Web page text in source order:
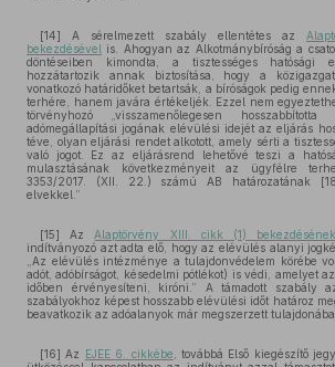
[14] A sérelmezett szabály ellentétes az
bekezdésével is. Ahogyan az Alkotmánybíróság a
döntéseiben kimondta, a tisztességes hatósági
hozzátartozik annak biztosítása, hogy a
vonatkozó határidőket betartsák, a bíróságok pedig
terhére, hanem javára értékeljék. Ezzel nem
törvényhozó „visszamenőlegesen
adómegállapítási jogának elévülési idejét az eljárás
téve, olyan eljárási rendet alkotott, amely sérti a
való jogot. Ez az eljárásrend lehetővé teszi a
mulasztásának következményeit az ügyfélre
3353/2017. (XII. 22.) számú AB határozatának
elvekkel.”
[15] Az Alaptörvény XIII. cikk (1) bekezdésének
indítványozó azt adta elő, hogy az elévülés alanyi
„Az elévülés intézménye a tulajdonvédelem körébe
adót, adóbírságot, késedelmi pótlékot) is védi, amelyet
időben érvényesíteni, kiróni.” A támadott szabály
szabályokhoz képest hosszabb elévülési időt határoz
beavatkozik az adóalanyok már megszerzett tulajdonába
[16] Az EJEE 6. cikkébe , továbbá Első kiegészítő